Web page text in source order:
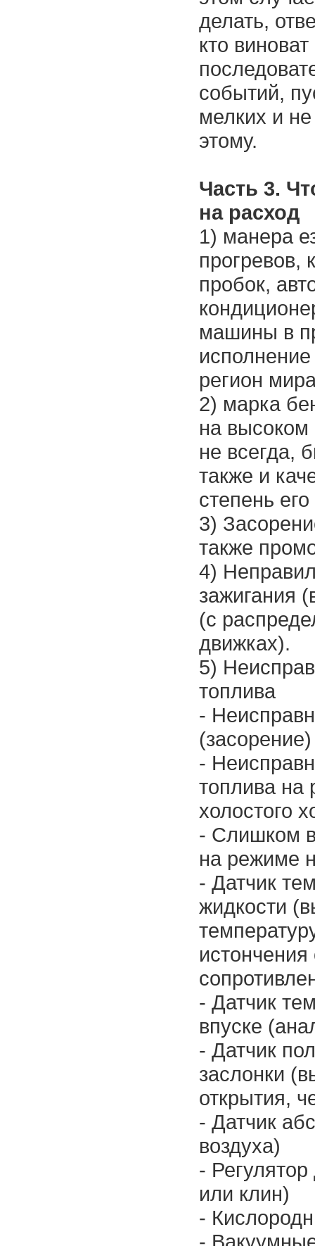
делать,
кто
событий,
мелких и
этому.
Часть 3.
на расход
1) манера
прогревов,
пробок,
машины в
регион
2) марка
на высоком
не всегда,
также и
степень
3)
также
4)
зажигания
(с
движках).
5)
топлива
-
(засорение)
-
топлива на
холостого
- Слишком
на режиме
- Датчик
жидкости
- Датчик
впуске
- Датчик
заслонки
открытия,
- Датчик
воздуха)
-
или клин)
-